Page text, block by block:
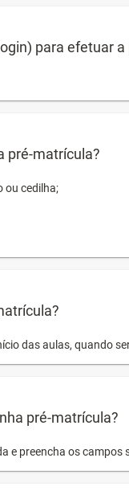
para efetuar
pré-matrícula?
ou cedilha;
das aulas, quando
pré-matrícula?
e preencha os